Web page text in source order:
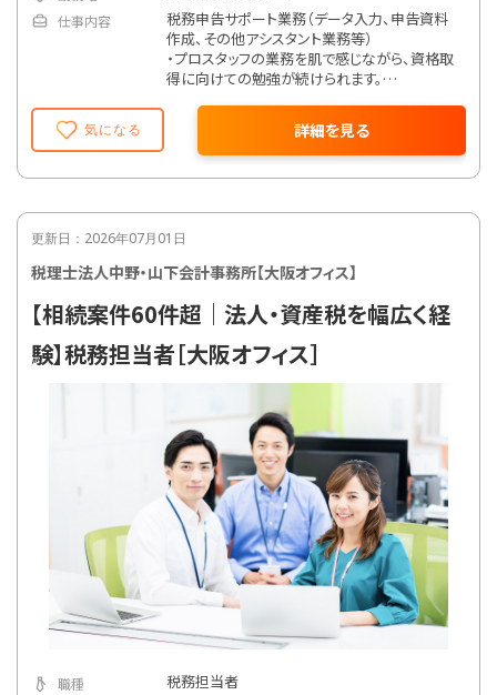
気になる 詳細を見る
仕事内容
税務申告サポート業務（データ入力、申告資料
作成、その他アシスタント業務等）
・プロスタッフの業務を肌で感じながら、資格取
得に向けての勉強が続けられます。
・ブランクがある方もご相談ください。
更新日：2026年07月01日
税理士法人中野・山下会計事務所【大阪オフィス】
【相続案件60件超｜法人・資産税を幅広く経
験】税務担当者［大阪オフィス］
職種 税務担当者